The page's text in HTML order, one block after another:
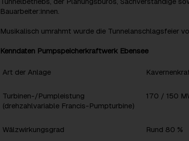
Bauarbeiter:innen.
Musikalisch umrahmt wurde die Tunnelanschlagsfeier
Kenndaten Pumpspeicherkraftwerk Ebensee
Art der Anlage
Turbinen-/Pumpleistung
(drehzahlvariable Francis-Pumpturbine)
170 / 150
Wälzwirkungsgrad Rund 80 %